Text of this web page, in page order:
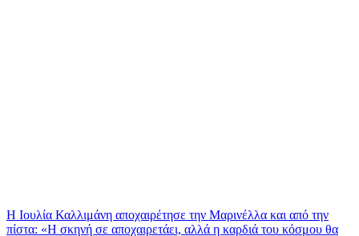
Η Ιουλία Καλλιμάνη αποχαιρέτησε την Μαρινέλλα και από την
πίστα: «H σκηνή σε αποχαιρετάει, αλλά η καρδιά του κόσμου θα